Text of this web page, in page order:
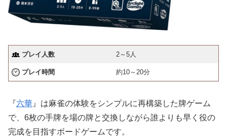
プレイ人数 2～5人
プレイ時間 約10～20分
『六華 』は麻雀の体験をシンプルに再構築した牌ゲーム
で、6枚の手牌を場の牌と交換しながら誰よりも早く役の
完成を目指すボードゲームです。